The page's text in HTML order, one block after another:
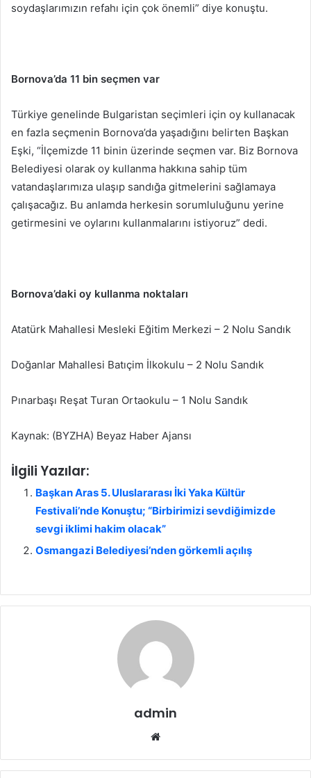
soydaşlarımızın refahı için çok önemli” diye konuştu.
Bornova’da 11 bin seçmen var
Türkiye genelinde Bulgaristan seçimleri için oy kullanacak
en fazla seçmenin Bornova’da yaşadığını belirten Başkan
Eşki, “İlçemizde 11 binin üzerinde seçmen var. Biz Bornova
Belediyesi olarak oy kullanma hakkına sahip tüm
vatandaşlarımıza ulaşıp sandığa gitmelerini sağlamaya
çalışacağız. Bu anlamda herkesin sorumluluğunu yerine
getirmesini ve oylarını kullanmalarını istiyoruz” dedi.
Bornova’daki oy kullanma noktaları
Atatürk Mahallesi Mesleki Eğitim Merkezi – 2 Nolu Sandık
Doğanlar Mahallesi Batıçim İlkokulu – 2 Nolu Sandık
Pınarbaşı Reşat Turan Ortaokulu – 1 Nolu Sandık
Kaynak: (BYZHA) Beyaz Haber Ajansı
İlgili Yazılar:
Başkan Aras 5. Uluslararası İki Yaka Kültür
Festivali’nde Konuştu; “Birbirimizi sevdiğimizde
sevgi iklimi hakim olacak”
Osmangazi Belediyesi’nden görkemli açılış
admin
sit